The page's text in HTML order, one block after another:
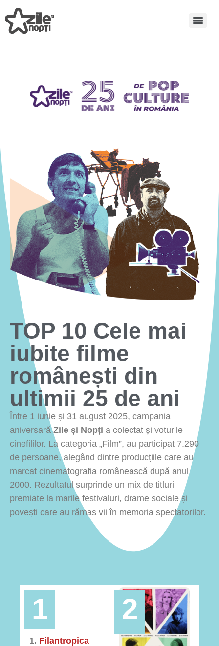
TOP 10 Cele mai
iubite filme
românești din
ultimii 25 de ani
Între 1 iunie și 31 august 2025, campania
aniversarăZile și Nopți a colectat și voturile
cinefililor. La categoria „Film”, au participat 7.290
de persoane, alegând dintre producțiile care au
marcat cinematografia românească după anul
2000. Rezultatul surprinde un mix de titluri
premiate la marile festivaluri, drame sociale și
povești care au rămas vii în memoria spectatorilor.
1
1. Filantropica
2